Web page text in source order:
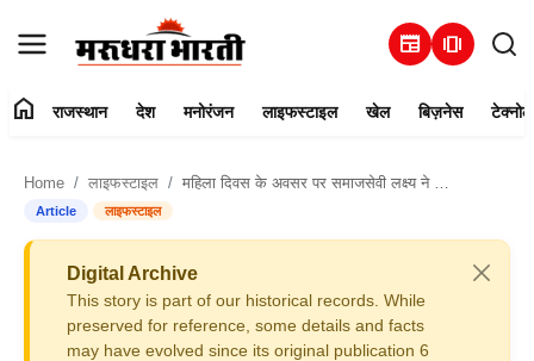
newspaper amp_stories
संपर्क करें
राजस्थान
home राजस्थान देश मनोरंजन लाइफस्टाइल खेल बिज़नेस
Home लाइफस्टाइल महिला दिवस के अवसर पर समाजसेवी लक्ष्य ने किया वस्त्र दान
Article लाइफस्टाइल
Digital Archive
This story is part of our historical records. While
preserved for reference, some details and facts
may have evolved since its original publication 6